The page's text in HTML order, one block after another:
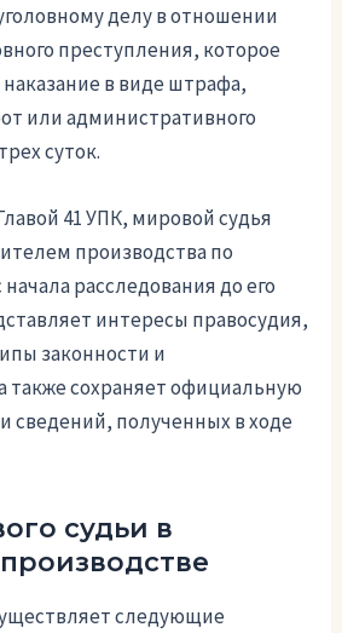
делу в отношении
преступления, которое
в виде штрафа,
или административного
суток.
41 УПК, мировой судья
производства по
расследования до его
интересы правосудия,
законности и
также сохраняет официальную
сведений, полученных в ходе
судьи в
следующие